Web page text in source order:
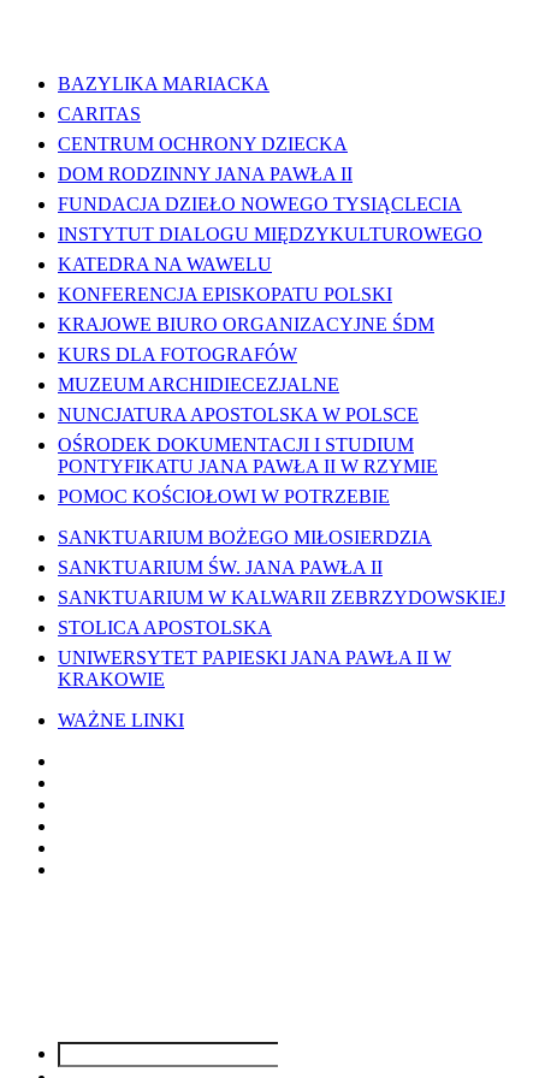
BAZYLIKA MARIACKA
CARITAS
CENTRUM OCHRONY DZIECKA
DOM RODZINNY JANA PAWŁA II
FUNDACJA DZIEŁO NOWEGO TYSIĄCLECIA
INSTYTUT DIALOGU MIĘDZYKULTUROWEGO
KATEDRA NA WAWELU
KONFERENCJA EPISKOPATU POLSKI
KRAJOWE BIURO ORGANIZACYJNE ŚDM
KURS DLA FOTOGRAFÓW
MUZEUM ARCHIDIECEZJALNE
NUNCJATURA APOSTOLSKA W POLSCE
OŚRODEK DOKUMENTACJI I STUDIUM
PONTYFIKATU JANA PAWŁA II W RZYMIE
POMOC KOŚCIOŁOWI W POTRZEBIE
SANKTUARIUM BOŻEGO MIŁOSIERDZIA
SANKTUARIUM ŚW. JANA PAWŁA II
SANKTUARIUM W KALWARII ZEBRZYDOWSKIEJ
STOLICA APOSTOLSKA
UNIWERSYTET PAPIESKI JANA PAWŁA II W
KRAKOWIE
WAŻNE LINKI